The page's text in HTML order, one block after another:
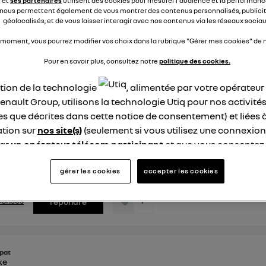
utilisé l'Arkana hybride qui a 2 ans pendant 10 jours et lors
est verrouillé, tableau de bord noir. Appel à un
batterie et depuis ok. Ce n'est pas normal. Problème
répondre 1
pat
permettent également de vous montrer des contenus personnalisés,
géolocalisés, et de vous laisser interagir avec nos contenus via les réseaux
vous pourrez modifier vos choix dans la rubrique "Gérer mes cookies" de
Pour en savoir plus, consultez notrepolitique des cookies.
de la technologie
, alimentée par votre
Group, utilisons la technologie Utiq pour nos
que décrites dans cette notice de consentement) et liées
sur nos site(s) (seulement si vous utilisez une
un opérateur télécom participant et que vous
site).
Utiq a été conçue pour la protection de vos données
en vous offrant choix et contrôle.
un identifiant créé par votre opérateur télécom basé sur
référence de votre contrat internet (ex : votre numéro de
gérer les cookies accepter les cookies